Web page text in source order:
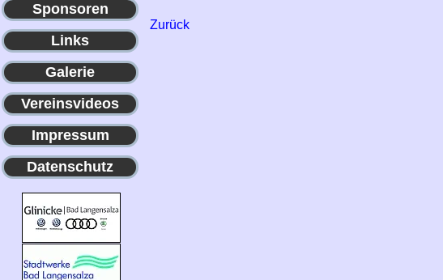
Sponsoren
Links
Galerie
Vereinsvideos
Impressum
Datenschutz
Zurück